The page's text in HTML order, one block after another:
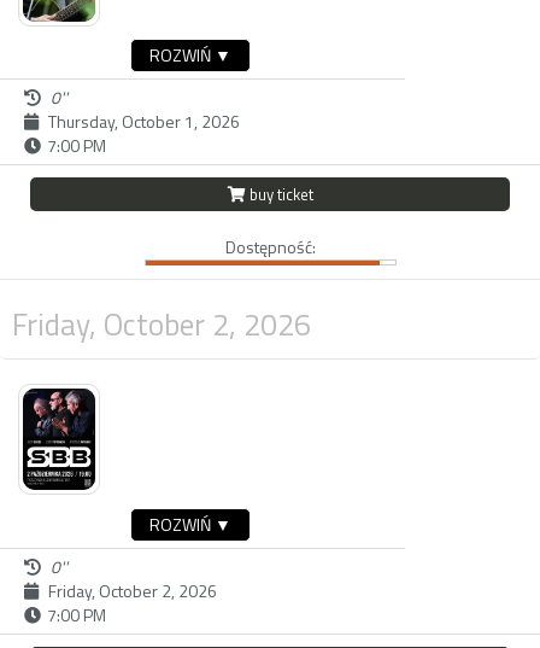
ROZWIŃ ▼
0''
Thursday, October 1, 2026
7:00 PM
buy ticket
Dostępność:
Friday, October 2, 2026
ROZWIŃ ▼
0''
Friday, October 2, 2026
7:00 PM